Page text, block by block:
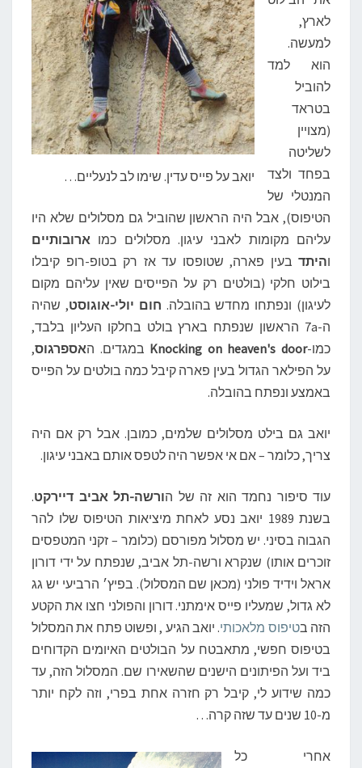
יואב על פייס עדין. שימו לב לנעליים…
לארץ,
למעשה.
הוא למד
להוביל
בטראד
(מצויין
לשליטה
בפחד ולצד
המנטלי של
הטיפוס), אבל היה הראשון שהוביל גם מסלולים שלא היו
עליהם מקומות לאבני עיגון. מסלולים כמו ארובותיים
והיתדבעין פארה, שטופסו עד אז רק בטופ-רופ קיבלו
בילוט חלקי (בולטים רק על הפייסים שאין עליהם מקום
לעיגון) ונפתחו מחדש בהובלה. חום יולי-אוגוסט, שהיה
ה-7a הראשון שנפתח בארץ בולט בחלקו העליון בלבד,
כמו-Knocking on heaven's doorבמגדים. האספרגוס,
על הפילאר הגדול בעין פארה קיבל כמה בולטים על הפייס
באמצע ונפתח בהובלה.
יואב גם בילט מסלולים שלמים, כמובן. אבל רק אם היה
צריך, כלומר – אם אי אפשר היה לטפס אותם באבני עיגון.
עוד סיפור נחמד הוא זה של הורשה-תל אביב דיירקט.
בשנת 1989 יואב נסע לאחת מיציאות הטיפוס שלו להר
הגבוה בסיני. יש מסלול מפורסם (כלומר – זקני המטפסים
זוכרים אותו) שנקרא ורשה-תל אביב, שנפתח על ידי דורון
אראל וידיד פולני (מכאן שם המסלול). בפיץ׳ הרביעי יש גג
לא גדול, שמעליו פייס אימתני. דורון והפולני חצו את הקטע
הזה בטיפוס מלאכותי. יואב הגיע , ופשוט פתח את המסלול
בטיפוס חפשי, מתאבטח על הבולטים האיומים הקדוחים
ביד ועל הפיתונים הישנים שהשאירו שם. המסלול הזה, עד
כמה שידוע לי, קיבל רק חזרה אחת בפרי, וזה לקח יותר
מ-10 שנים עד שזה קרה…
אחרי כל